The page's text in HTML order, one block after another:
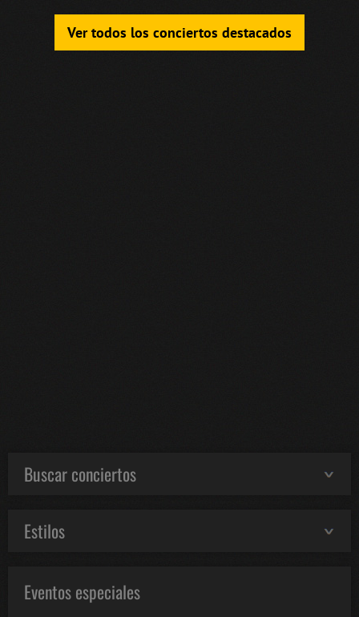
Ver todos los conciertos destacados
Buscar conciertos
Estilos
Eventos especiales